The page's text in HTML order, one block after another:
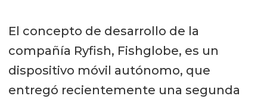
El concepto de desarrollo de la
compañía Ryfish, Fishglobe, es un
dispositivo móvil autónomo, que
entregó recientemente una segunda